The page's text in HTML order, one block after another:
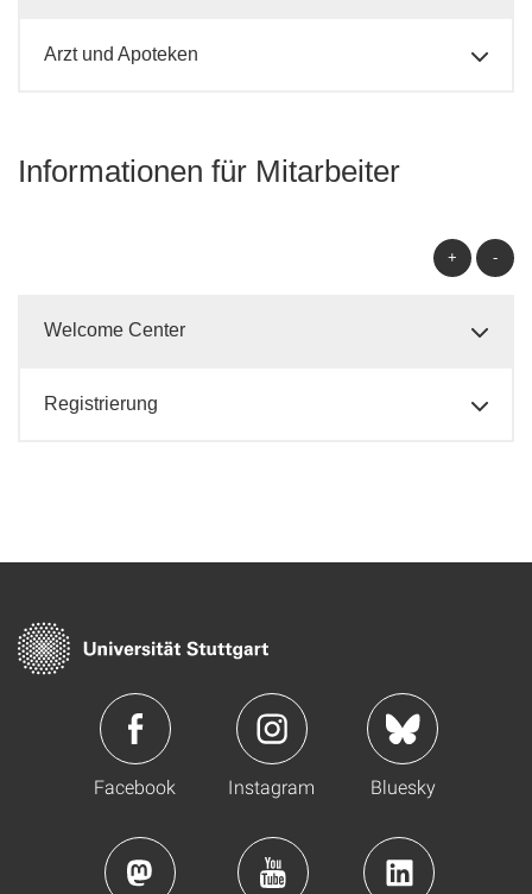
Arzt und Apoteken
Informationen für Mitarbeiter
+ -
Welcome Center
Registrierung
Facebook Instagram Bluesky